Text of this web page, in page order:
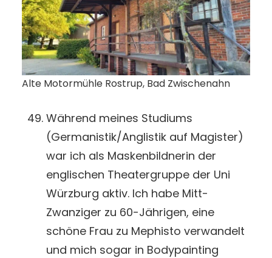
Alte Motormühle Rostrup, Bad Zwischenahn
Während meines Studiums
(Germanistik/Anglistik auf Magister)
war ich als Maskenbildnerin der
englischen Theatergruppe der Uni
Würzburg aktiv. Ich habe Mitt-
Zwanziger zu 60-Jährigen, eine
schöne Frau zu Mephisto verwandelt
und mich sogar in Bodypainting